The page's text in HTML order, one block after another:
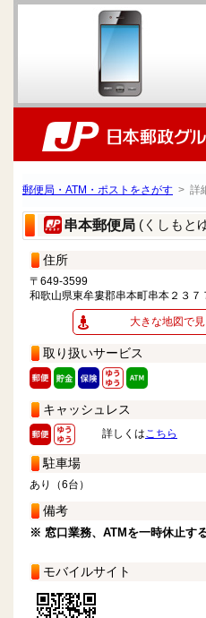
郵便局・ATM・ポストをさがす > 詳
串本郵便局 (くしもと
住所
〒649-3599
和歌山県東牟婁郡串本町串本２３７
大きな地図で
取り扱いサービス
キャッシュレス
詳しくはこちら
駐車場
あり（6台）
備考
※ 窓口業務、ATMを一時休止す
モバイルサイト